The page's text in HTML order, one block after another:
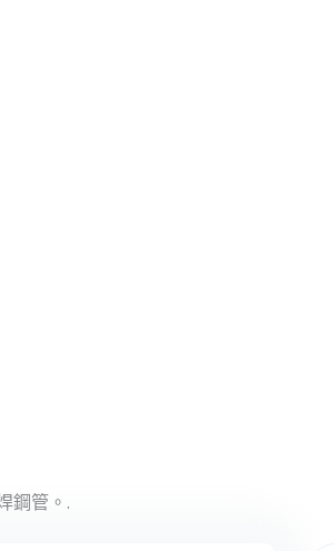
鋼管。.